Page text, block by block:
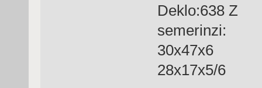
Deklo:638 Z
semerinzi:
30x47x6
28x17x5/6